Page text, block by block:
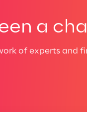
a
of experts and